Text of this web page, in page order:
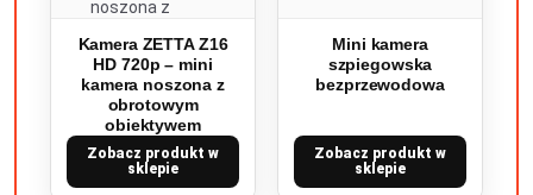
Kamera ZETTA Z16
HD 720p – mini
kamera noszona z
obrotowym
obiektywem
Zobacz produkt w
sklepie
Mini kamera
szpiegowska
bezprzewodowa
Zobacz produkt w
sklepie